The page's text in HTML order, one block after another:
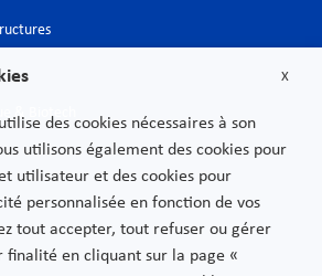
& Biotech
X
des cookies nécessaires à son
utilisons également des cookies pour
utilisateur et des cookies pour
personnalisée en fonction de vos
tout accepter, tout refuser ou gérer
finalité en cliquant sur la page «